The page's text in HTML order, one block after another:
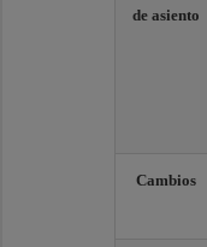
de asiento
Cambios